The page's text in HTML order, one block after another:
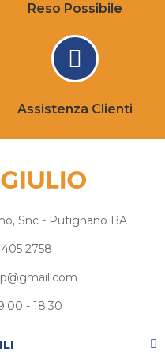
Reso Possibile
Assistenza Clienti
Snc - Putignano BA
2758
- 18.30